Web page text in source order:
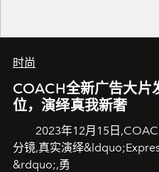
时尚
COACH全新广告大片
位，演绎真我新奢
2023年12月15日
分镜,真实演绎
&rdquo;,勇